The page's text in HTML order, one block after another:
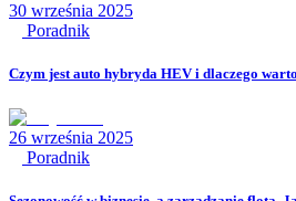
30 września 2025
Poradnik
Czym jest auto hybryda HEV i dlaczego
26 września 2025
Poradnik